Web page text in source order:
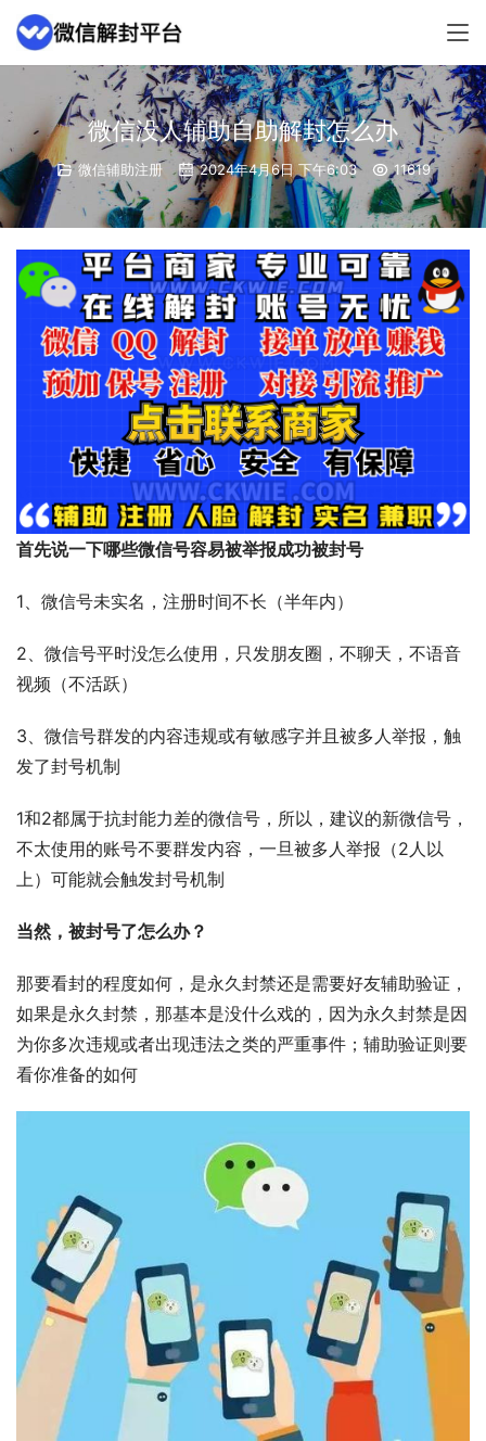
微信没人辅助自助解封怎么办
微信辅助注册 2024年4月6日 下午6:03 11619
首先说一下哪些微信号容易被举报成功被封号
1、微信号未实名，注册时间不长（半年内）
2、微信号平时没怎么使用，只发朋友圈，不聊天，不语音
视频（不活跃）
3、微信号群发的内容违规或有敏感字并且被多人举报，触
发了封号机制
1和2都属于抗封能力差的微信号，所以，建议的新微信号，
不太使用的账号不要群发内容，一旦被多人举报（2人以
上）可能就会触发封号机制
当然，被封号了怎么办？
那要看封的程度如何，是永久封禁还是需要好友辅助验证，
如果是永久封禁，那基本是没什么戏的，因为永久封禁是因
为你多次违规或者出现违法之类的严重事件；辅助验证则要
看你准备的如何